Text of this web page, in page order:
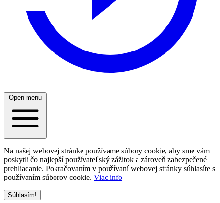
Open menu
Na našej webovej stránke používame súbory cookie, aby sme vám
poskytli čo najlepší používateľský zážitok a zároveň zabezpečené
prehliadanie. Pokračovaním v používaní webovej stránky súhlasíte s
používaním súborov cookie. Viac info
Súhlasím!